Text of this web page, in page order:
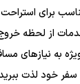
برای
از لحظه
به نیازهای
سفر خود لذت